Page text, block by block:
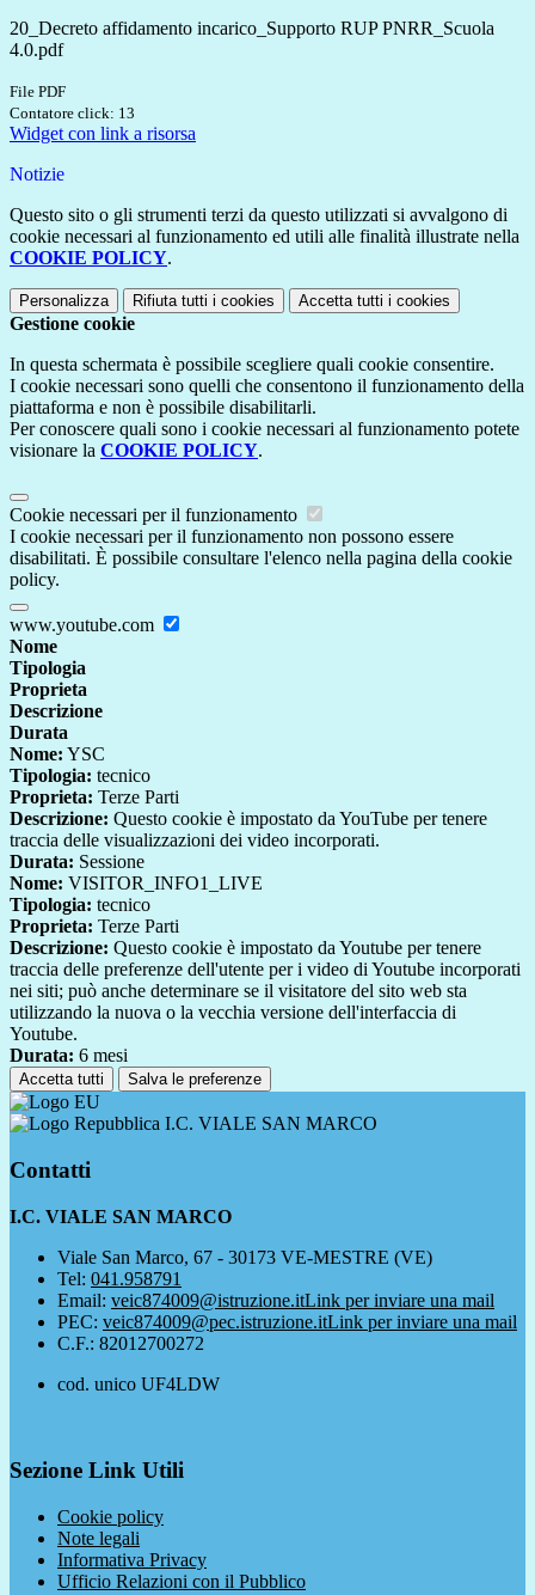
20_Decreto affidamento incarico_Supporto RUP PNRR_Scuola
4.0.pdf
File PDF
Contatore click: 13
Widget con link a risorsa
Notizie
Questo sito o gli strumenti terzi da questo utilizzati si avvalgono di
cookie necessari al funzionamento ed utili alle finalità illustrate nella
COOKIE POLICY.
Personalizza Rifiuta tutti i cookies Accetta tutti i cookies
Gestione cookie
In questa schermata è possibile scegliere quali cookie consentire.
I cookie necessari sono quelli che consentono il funzionamento della
piattaforma e non è possibile disabilitarli.
Per conoscere quali sono i cookie necessari al funzionamento potete
visionare la COOKIE POLICY.
Cookie necessari per il funzionamento
I cookie necessari per il funzionamento non possono essere
disabilitati. È possibile consultare l'elenco nella pagina della cookie
policy.
www.youtube.com
Nome
Tipologia
Proprieta
Descrizione
Durata
Nome: YSC
Tipologia: tecnico
Proprieta: Terze Parti
Descrizione: Questo cookie è impostato da YouTube per tenere
traccia delle visualizzazioni dei video incorporati.
Durata: Sessione
Nome: VISITOR_INFO1_LIVE
Tipologia: tecnico
Proprieta: Terze Parti
Descrizione: Questo cookie è impostato da Youtube per tenere
traccia delle preferenze dell'utente per i video di Youtube incorporati
nei siti; può anche determinare se il visitatore del sito web sta
utilizzando la nuova o la vecchia versione dell'interfaccia di
Youtube.
Durata: 6 mesi
Accetta tutti Salva le preferenze
I.C. VIALE SAN MARCO
Contatti
I.C. VIALE SAN MARCO
Viale San Marco, 67 - 30173 VE-MESTRE (VE)
Tel: 041.958791
Email: veic874009@istruzione.itLink per inviare una mail
PEC: veic874009@pec.istruzione.itLink per inviare una mail
C.F.: 82012700272
cod. unico UF4LDW
Sezione Link Utili
Cookie policy
Note legali
Informativa Privacy
Ufficio Relazioni con il Pubblico